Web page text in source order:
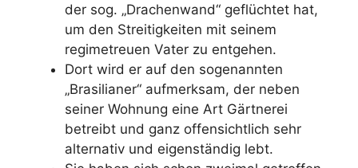
der sog. „Drachenwand“ geflüchtet hat,
um den Streitigkeiten mit seinem
regimetreuen Vater zu entgehen.
Dort wird er auf den sogenannten
„Brasilianer“ aufmerksam, der neben
seiner Wohnung eine Art Gärtnerei
betreibt und ganz offensichtlich sehr
alternativ und eigenständig lebt.